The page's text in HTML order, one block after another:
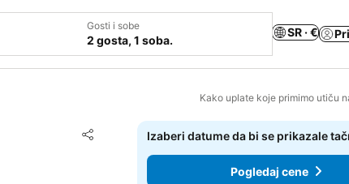
Gosti i sobe
2 gosta, 1 soba.
SR · €
Kako uplate koje primimo utiču
Deli
Dodati u favorite
Izaberi datume da bi se prikazale
Pogledaj cene